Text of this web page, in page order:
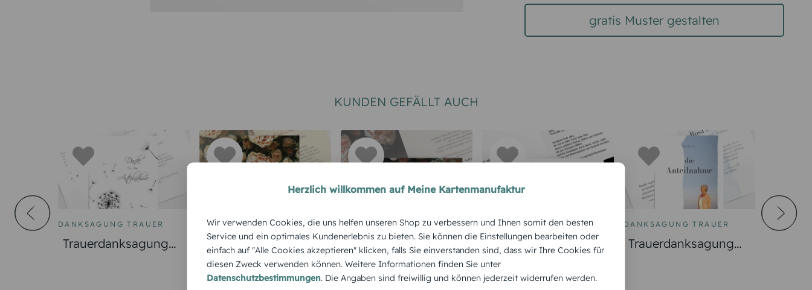
gratis Muster gestalten
KUNDEN GEFÄLLT AUCH
DANKSAGUNG TRAUER
Trauerdanksagung
DANKSAGUNG TRAUER
Trauerdanksagung
Trauer Rosen hoch
DANKSAGUNG TRAUER
Trauerdanksagung
Trauer Rosen quer
DANKSAGUNG TRAUER
Trauerdanksagung
Tree quer
DANKSAGUNG TRAUER
Trauerdanksagung
Herzlich willkommen auf Meine Kartenmanufaktur
Wir verwenden Cookies, die uns helfen unseren Shop zu verbessern und Ihnen somit den besten
Service und ein optimales Kundenerlebnis zu bieten. Sie können die Einstellungen bearbeiten oder
einfach auf "Alle Cookies akzeptieren" klicken, falls Sie einverstanden sind, dass wir Ihre Cookies für
diesen Zweck verwenden können. Weitere Informationen finden Sie unter
Datenschutzbestimmungen. Die Angaben sind freiwillig und können jederzeit widerrufen werden.